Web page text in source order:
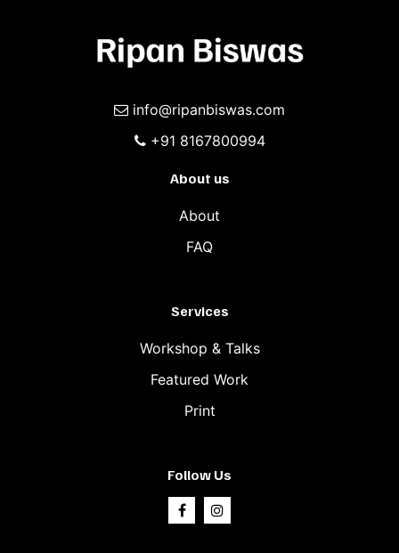
info@ripanbiswas.com
+91 8167800994
About us
About
FAQ
Services
Workshop & Talks
Featured Work
Print
Follow Us